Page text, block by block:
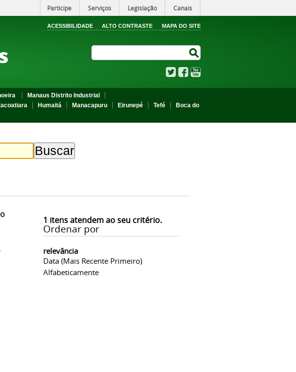
Participe Serviços Legislação Canais
ACESSIBILIDADE ALTO CONTRASTE MAPA DO SITE
TwitterFacebook
Manaus Distrito Industrial
Humaitá Manacapuru Eirunepé Tefé
Boca do
1 itens atendem ao seu critério.
Ordenar por
relevância
Data (mais Recente Primeiro)
Alfabeticamente